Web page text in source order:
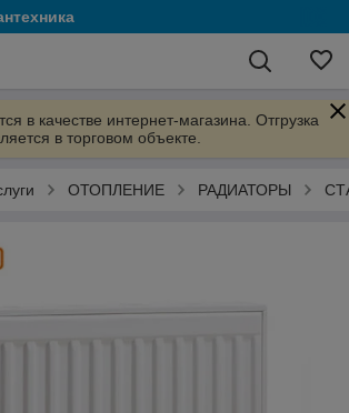
в качестве интернет-магазина. Отгрузка
в торговом объекте.
ОТОПЛЕНИЕ РАДИАТОРЫ